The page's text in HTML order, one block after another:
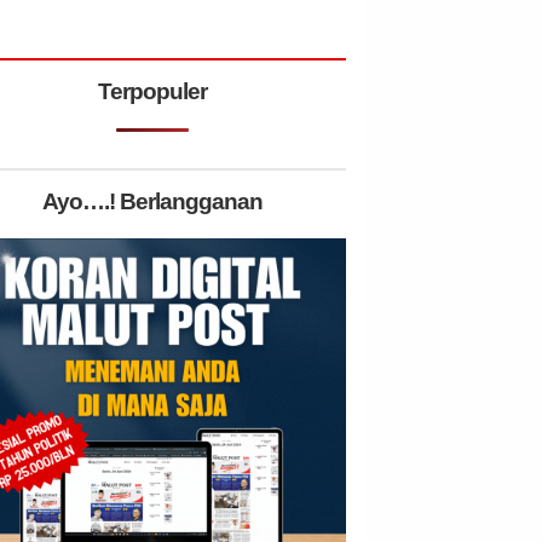
Terpopuler
Ayo….! Berlangganan